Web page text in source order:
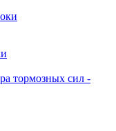
тормозных сил -